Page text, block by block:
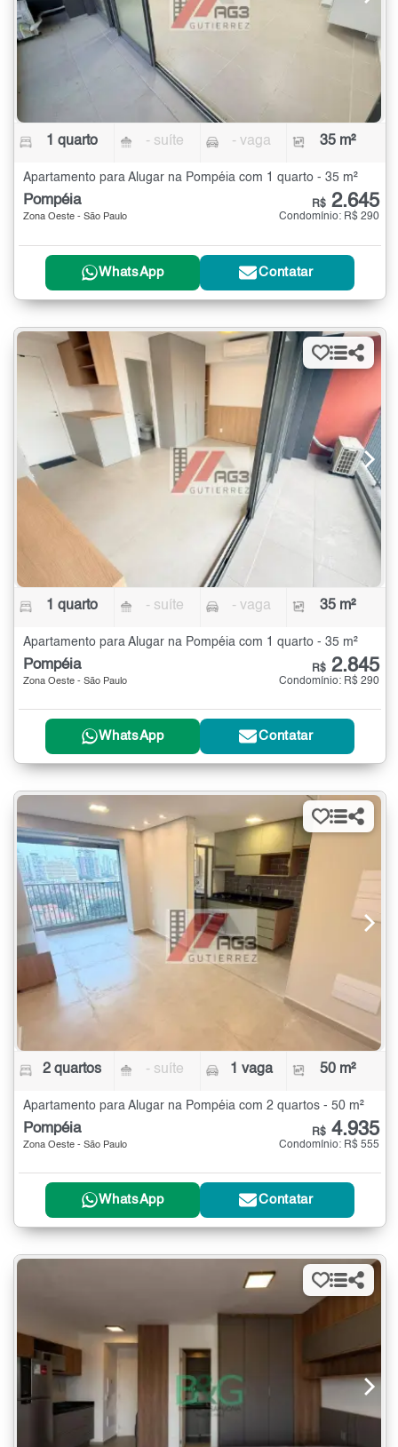
1 quarto - suíte - vaga 35 m²
Apartamento para Alugar na Pompéia com 1 quarto - 35 m²
Pompéia
Zona Oeste - São Paulo
R$ 2.645
Condomínio: R$ 290
WhatsApp Contatar
1 quarto - suíte - vaga 35 m²
Apartamento para Alugar na Pompéia com 1 quarto - 35 m²
Pompéia
Zona Oeste - São Paulo
R$ 2.845
Condomínio: R$ 290
WhatsApp Contatar
2 quartos - suíte 1 vaga 50 m²
Apartamento para Alugar na Pompéia com 2 quartos - 50 m²
Pompéia
Zona Oeste - São Paulo
R$ 4.935
Condomínio: R$ 555
WhatsApp Contatar